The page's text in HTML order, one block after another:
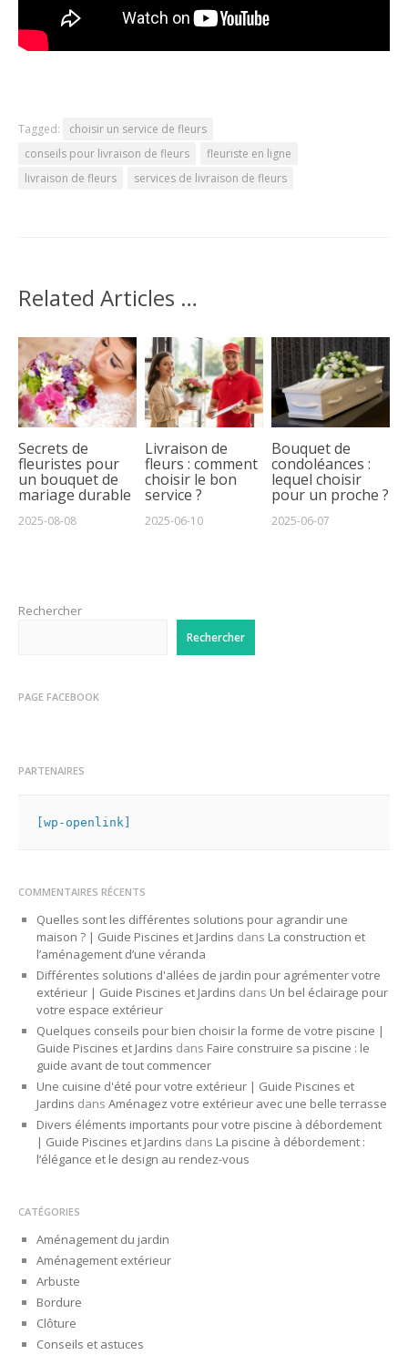
Tagged:
choisir un service de fleurs
conseils pour livraison de fleurs
fleuriste en ligne
livraison de fleurs
services de livraison de fleurs
Related Articles …
Secrets de
fleuristes pour
un bouquet de
mariage durable
2025-08-08
Livraison de
fleurs : comment
choisir le bon
service ?
2025-06-10
Bouquet de
condoléances :
lequel choisir
pour un proche ?
2025-06-07
Rechercher
Rechercher
PAGE FACEBOOK
PARTENAIRES
[wp-openlink]
COMMENTAIRES RÉCENTS
Quelles sont les différentes solutions pour agrandir une
maison ? | Guide Piscines et Jardins dans La construction et
l’aménagement d’une véranda
Différentes solutions d'allées de jardin pour agrémenter votre
extérieur | Guide Piscines et Jardins dans Un bel éclairage pour
votre espace extérieur
Quelques conseils pour bien choisir la forme de votre piscine |
Guide Piscines et Jardins dans Faire construire sa piscine : le
guide avant de tout commencer
Une cuisine d'été pour votre extérieur | Guide Piscines et
Jardins dans Aménagez votre extérieur avec une belle terrasse
Divers éléments importants pour votre piscine à débordement
| Guide Piscines et Jardins dans La piscine à débordement :
l’élégance et le design au rendez-vous
CATÉGORIES
Aménagement du jardin
Aménagement extérieur
Arbuste
Bordure
Clôture
Conseils et astuces